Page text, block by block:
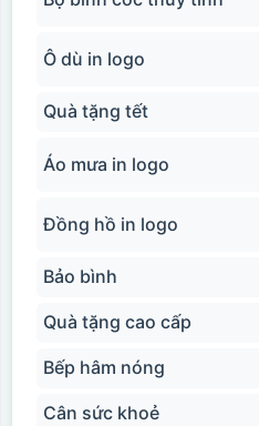
Ô dù in logo
Quà tặng tết
Áo mưa in logo
Đồng hồ in logo
Bảo bình
Quà tặng cao cấp
Bếp hâm nóng
Cân sức khoẻ